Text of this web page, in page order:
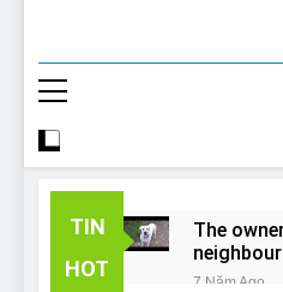
TIN
HOT
The
away!
7 Năm Ago